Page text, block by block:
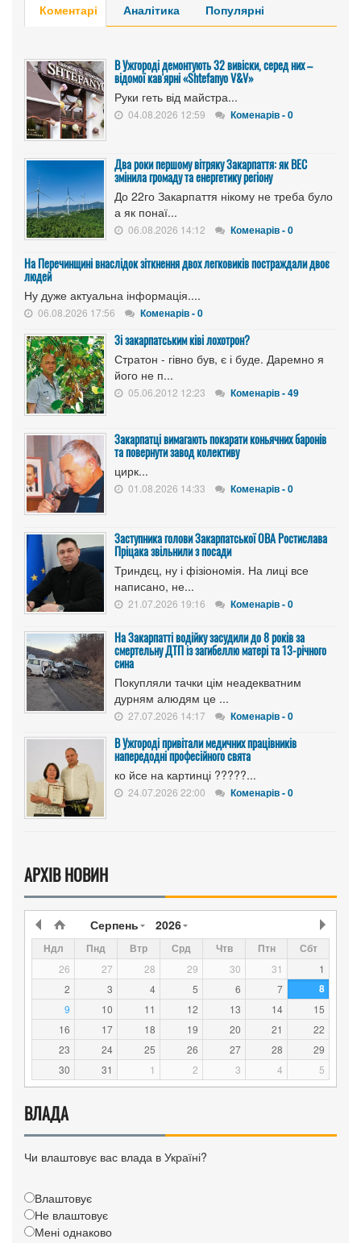
Коментарі Аналітика Популярні
В Ужгороді демонтують 32 вивіски, серед них –
відомої кав'ярні «Shtefanyo V&V»
Руки геть від майстра...
04.08.2026 12:59 Коменарів - 0
Два роки першому вітряку Закарпаття: як ВЕС
змінила громаду та енергетику регіону
До 22го Закарпаття нікому не треба було
а як понаї...
06.08.2026 14:12 Коменарів - 0
На Перечинщині внаслідок зіткнення двох легковиків постраждали двоє
людей
Ну дуже актуальна інформація....
06.08.2026 17:56 Коменарів - 0
Зі закарпатським ківі лохотрон?
Стратон - гівно був, є і буде. Даремно я
його не п...
05.06.2012 12:23 Коменарів - 49
Закарпатці вимагають покарати коньячних баронів
та повернути завод колективу
цирк...
01.08.2026 14:33 Коменарів - 0
Заступника голови Закарпатської ОВА Ростислава
Пріцака звільнили з посади
Триндєц, ну і фізіономія. На лиці все
написано, не...
21.07.2026 19:16 Коменарів - 0
На Закарпатті водійку засудили до 8 років за
смертельну ДТП із загибеллю матері та 13-річного
сина
Покупляли тачки цім неадекватним
дурням алюдям це ...
27.07.2026 14:17 Коменарів - 0
В Ужгороді привітали медичних працівників
напередодні професійного свята
ко йсе на картинці ?????...
24.07.2026 22:00 Коменарів - 0
АРХІВ НОВИН
Серпень 2026
Ндл Пнд Втр Срд Чтв Птн Сбт
26 27 28 29 30 31
1
2
3 4 5 6 7 8
9 10 11 12 13 14
15
16
17 18 19 20 21
22
23
24 25 26 27 28
29
30
31 1 2 3 4 5
ВЛАДА
Чи влаштовує вас влада в Україні?
Влаштовує
Не влаштовує
Мені однаково